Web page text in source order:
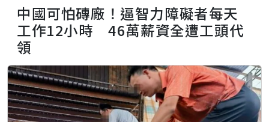
中國可怕磚廠！逼智力障礙者每天
工作12小時 46萬薪資全遭工頭代
領